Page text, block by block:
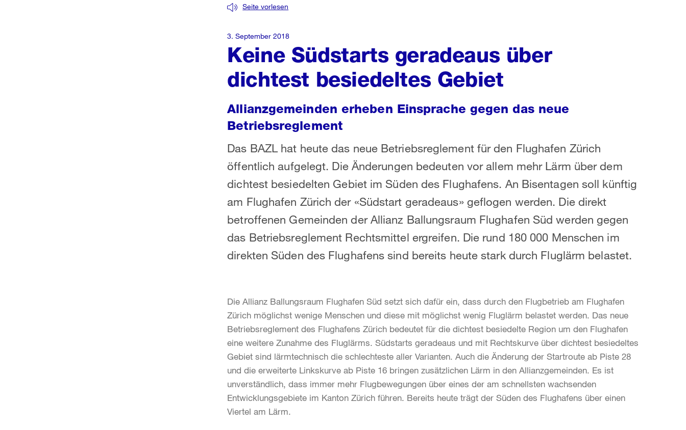
Keine Südstarts geradeaus über
dichtest besiedeltes Gebiet
Seite vorlesen
Allianzgemeinden erheben Einsprache gegen das neue
Betriebsreglement
Das BAZL hat heute das neue Betriebsreglement für den Flughafen Zürich
öffentlich aufgelegt. Die Änderungen bedeuten vor allem mehr Lärm über dem
dichtest besiedelten Gebiet im Süden des Flughafens. An Bisentagen soll künftig
am Flughafen Zürich der «Südstart geradeaus» geflogen werden. Die direkt
betroffenen Gemeinden der Allianz Ballungsraum Flughafen Süd werden gegen
das Betriebsreglement Rechtsmittel ergreifen. Die rund 180 000 Menschen im
direkten Süden des Flughafens sind bereits heute stark durch Fluglärm belastet.
3. September 2018
Die Allianz Ballungsraum Flughafen Süd setzt sich dafür ein, dass durch den Flugbetrieb am Flughafen
Zürich möglichst wenige Menschen und diese mit möglichst wenig Fluglärm belastet werden. Das neue
Betriebsreglement des Flughafens Zürich bedeutet für die dichtest besiedelte Region um den Flughafen
eine weitere Zunahme des Fluglärms. Südstarts geradeaus und mit Rechtskurve über dichtest besiedeltes
Gebiet sind lärmtechnisch die schlechteste aller Varianten. Auch die Änderung der Startroute ab Piste 28
und die erweiterte Linkskurve ab Piste 16 bringen zusätzlichen Lärm in den Allianzgemeinden. Es ist
unverständlich, dass immer mehr Flugbewegungen über eines der am schnellsten wachsenden
Entwicklungsgebiete im Kanton Zürich führen. Bereits heute trägt der Süden des Flughafens über einen
Viertel am Lärm.